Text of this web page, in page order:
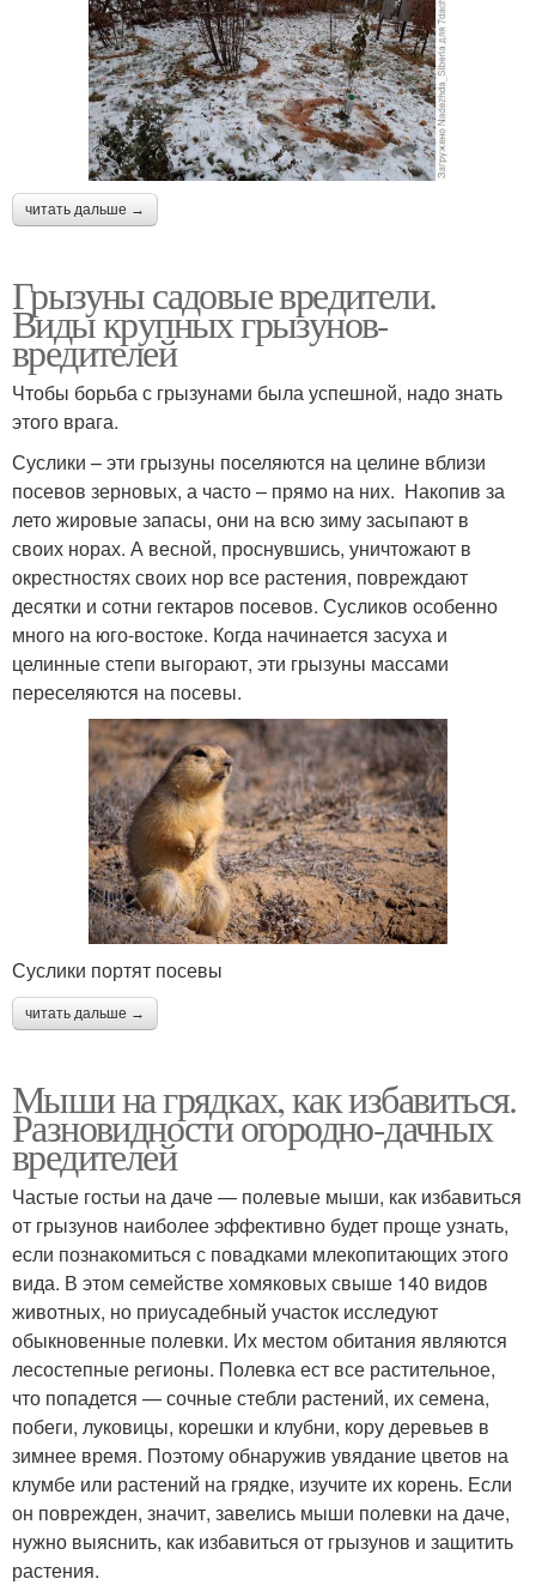
читать дальше →
Грызуны садовые вредители.
Виды крупных грызунов-
вредителей
Чтобы борьба с грызунами была успешной, надо знать
этого врага.
Суслики – эти грызуны поселяются на целине вблизи
посевов зерновых, а часто – прямо на них. Накопив за
лето жировые запасы, они на всю зиму засыпают в
своих норах. А весной, проснувшись, уничтожают в
окрестностях своих нор все растения, повреждают
десятки и сотни гектаров посевов. Сусликов особенно
много на юго-востоке. Когда начинается засуха и
целинные степи выгорают, эти грызуны массами
переселяются на посевы.
Суслики портят посевы
читать дальше →
Мыши на грядках, как избавиться.
Разновидности огородно-дачных
вредителей
Частые гостьи на даче — полевые мыши, как избавиться
от грызунов наиболее эффективно будет проще узнать,
если познакомиться с повадками млекопитающих этого
вида. В этом семействе хомяковых свыше 140 видов
животных, но приусадебный участок исследуют
обыкновенные полевки. Их местом обитания являются
лесостепные регионы. Полевка ест все растительное,
что попадется — сочные стебли растений, их семена,
побеги, луковицы, корешки и клубни, кору деревьев в
зимнее время. Поэтому обнаружив увядание цветов на
клумбе или растений на грядке, изучите их корень. Если
он поврежден, значит, завелись мыши полевки на даче,
нужно выяснить, как избавиться от грызунов и защитить
растения.